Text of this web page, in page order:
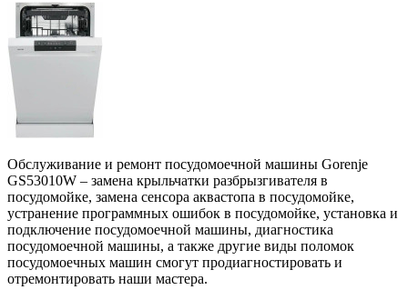
Обслуживание и ремонт посудомоечной машины Gorenje
GS53010W – замена крыльчатки разбрызгивателя в
посудомойке, замена сенсора аквастопа в посудомойке,
устранение программных ошибок в посудомойке, установка и
подключение посудомоечной машины, диагностика
посудомоечной машины, а также другие виды поломок
посудомоечных машин смогут продиагностировать и
отремонтировать наши мастера.